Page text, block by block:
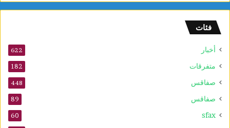
و
فئات
أخبار 622
متفرقات 182
صفاقس 448
صفاقس 89
sfax
60